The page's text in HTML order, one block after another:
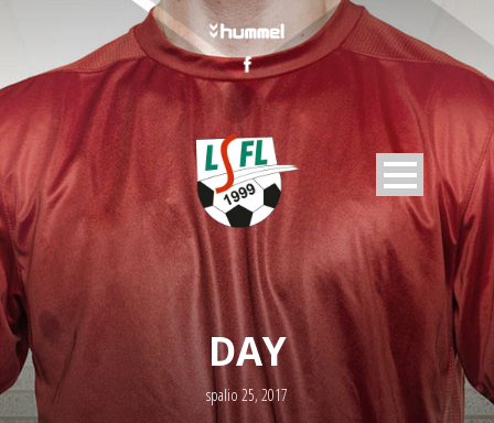
DAY
spalio 25, 2017